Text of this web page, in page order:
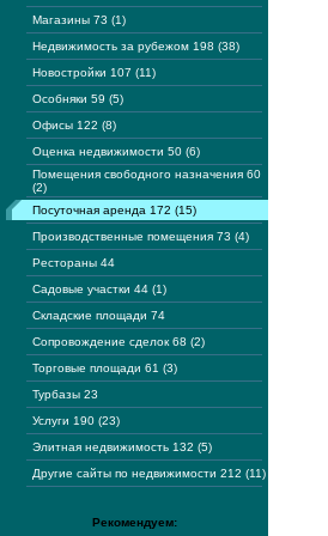
Магазины 73 (1)
Недвижимость за рубежом 198 (38)
Новостройки 107 (11)
Особняки 59 (5)
Офисы 122 (8)
Оценка недвижимости 50 (6)
Помещения свободного назначения 60
(2)
Посуточная аренда 172 (15)
Производственные помещения 73 (4)
Рестораны 44
Садовые участки 44 (1)
Складские площади 74
Сопровождение сделок 68 (2)
Торговые площади 61 (3)
Турбазы 23
Услуги 190 (23)
Элитная недвижимость 132 (5)
Другие сайты по недвижимости 212 (11)
Рекомендуем: